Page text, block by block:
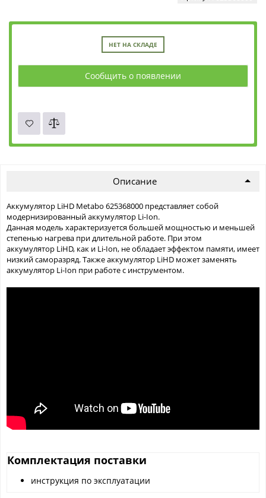
НЕТ НА СКЛАДЕ
Сообщить о появлении
Описание
Аккумулятор LiHD Metabo 625368000 представляет собой
модернизированный аккумулятор Li-Ion.
Данная модель характеризуется большей мощностью и меньшей
степенью нагрева при длительной работе. При этом
аккумулятор LiHD, как и Li-Ion, не обладает эффектом памяти, имеет
низкий саморазряд. Также аккумулятор LiHD может заменять
аккумулятор Li-Ion при работе с инструментом.
Комплектация поставки
инструкция по эксплуатации